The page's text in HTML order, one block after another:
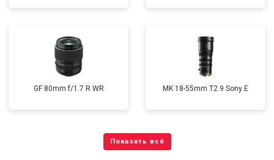
GF 80mm f/1.7 R WR MK 18-55mm T2.9 Sony E